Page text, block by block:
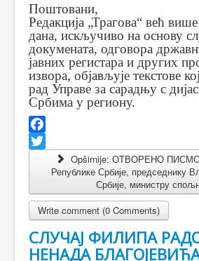
Поштовани,
Редакција „Трагова“ већ
дана, искључиво на основу
докумената, одговора
јавних регистара и других
извора, објављује текстове
рад Управе за сарадњу с
Србима у региону.
Facebook
Opširnije: ОТВОРЕНО ПИСМО
Републике Србије, председнику
Србије, министру
Write comment (0 Comments)
СЛУЧАЈ ФИЛИПА
НЕНАДА